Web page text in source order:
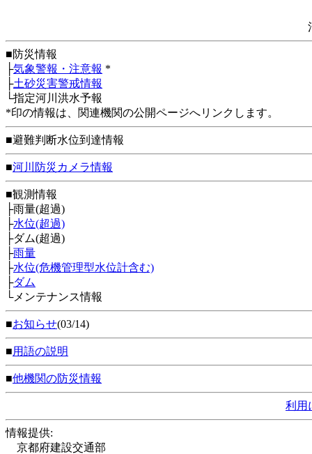
■防災情報
├気象警報・注意報 *
├土砂災害警戒情報
└指定河川洪水予報
*印の情報は、関連機関の公開ページへリンクします。
■避難判断水位到達情報
■河川防災カメラ情報
■観測情報
├雨量(超過)
├水位(超過)
├ダム(超過)
├雨量
├水位(危機管理型水位計含む)
├ダム
└メンテナンス情報
■お知らせ(03/14)
■用語の説明
■他機関の防災情報
利用
情報提供:
京都府建設交通部